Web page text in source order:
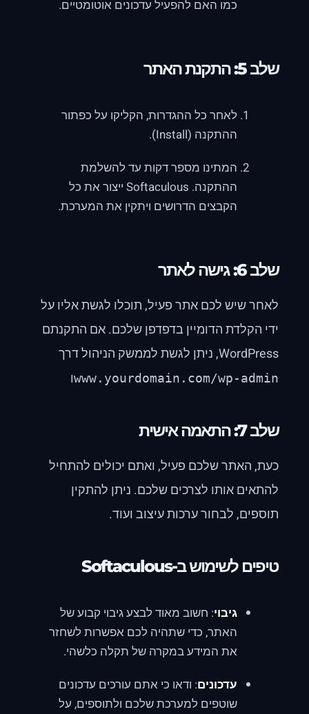
כמו האם להפעיל עדכונים אוטומטיים.
שלב 5: התקנת האתר
לאחר כל ההגדרות, הקליקו על כפתור
ההתקנה (Install).
המתינו מספר דקות עד להשלמת
ההתקנה. Softaculous ייצור את כל
הקבצים הדרושים ויתקין את המערכת.
שלב 6: גישה לאתר
לאחר שיש לכם אתר פעיל, תוכלו לגשת אליו על
ידי הקלדת הדומיין בדפדפן שלכם. אם התקנתם
WordPress, ניתן לגשת לממשק הניהול דרך
www.yourdomain.com/wp-adminו
שלב 7: התאמה אישית
כעת, האתר שלכם פעיל, ואתם יכולים להתחיל
להתאים אותו לצרכים שלכם. ניתן להתקין
תוספים, לבחור ערכות עיצוב ועוד.
טיפים לשימוש ב-Softaculous
גיבוי: חשוב מאוד לבצע גיבוי קבוע של
האתר, כדי שתהיה לכם אפשרות לשחזר
את המידע במקרה של תקלה כלשהי.
עדכונים: ודאו כי אתם עורכים עדכונים
שוטפים למערכת שלכם ולתוספים, על